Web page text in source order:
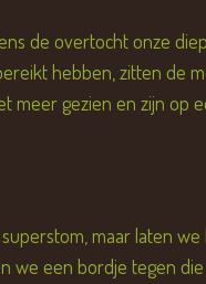
de overtocht onze
hebben, zitten de
meer gezien en zijn op
maar laten
we een bordje tegen